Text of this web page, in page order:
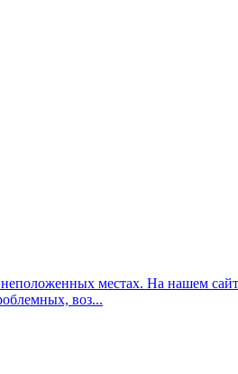
местах. На нашем
воз...